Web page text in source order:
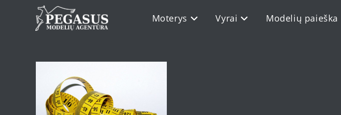
Moterys Vyrai Modelių paieška